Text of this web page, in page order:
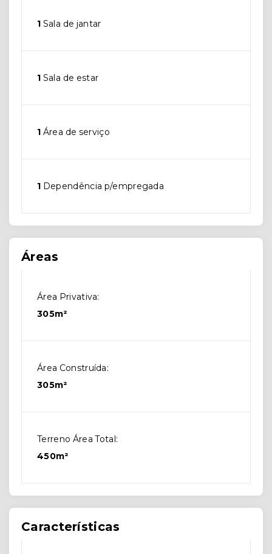
1 Sala de jantar
1 Sala de estar
1 Área de serviço
1 Dependência p/empregada
Áreas
Área Privativa:
305m²
Área Construída:
305m²
Terreno Área Total:
450m²
Características